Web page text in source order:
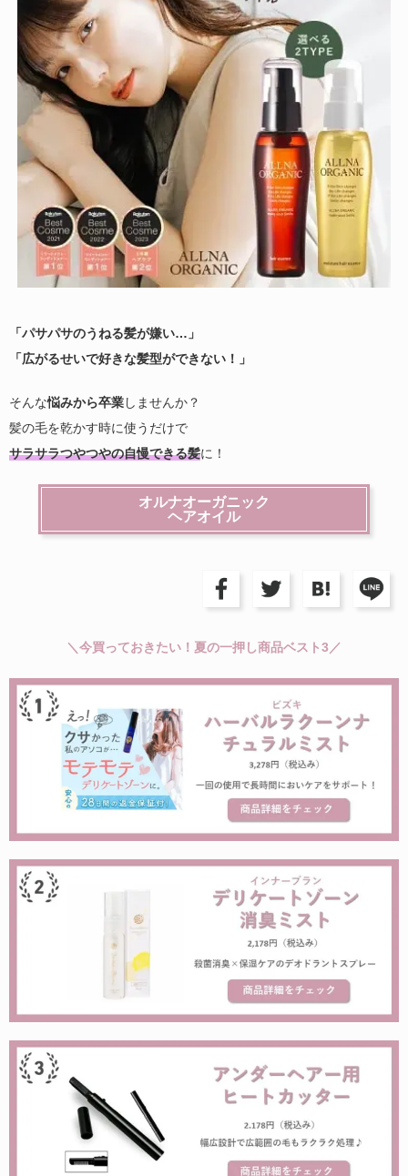
「パサパサのうねる髪が嫌い…」
「広がるせいで好きな髪型ができない！」
そんな悩みから卒業しませんか？
髪の毛を乾かす時に使うだけで
サラサラつやつやの自慢できる髪に！
オルナオーガニック
ヘアオイル
＼今買っておきたい！夏の一押し商品ベスト3／